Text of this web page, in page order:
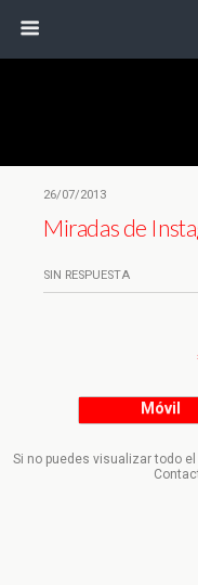
26/07/2013
Miradas de
SIN RESPUESTA
Móvil
Si no puedes visualizar todo